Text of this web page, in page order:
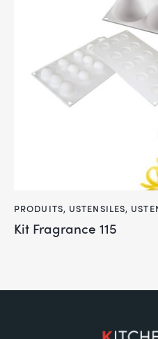
PRODUITS, USTENSILES,
Kit Fragrance 115